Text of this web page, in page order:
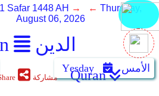
الدين
Safar 1448 AH → ← Thursday,
August 06, 2026
Yẹsday الأمس
مشاركة Quran